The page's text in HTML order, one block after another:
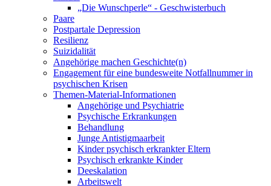
„Die Wunschperle“ - Geschwisterbuch
Paare
Postpartale Depression
Resilienz
Suizidalität
Angehörige machen Geschichte(n)
Engagement für eine bundesweite Notfallnummer in
psychischen Krisen
Themen-Material-Informationen
Angehörige und Psychiatrie
Psychische Erkrankungen
Behandlung
Junge Antistigmaarbeit
Kinder psychisch erkrankter Eltern
Psychisch erkrankte Kinder
Deeskalation
Arbeitswelt